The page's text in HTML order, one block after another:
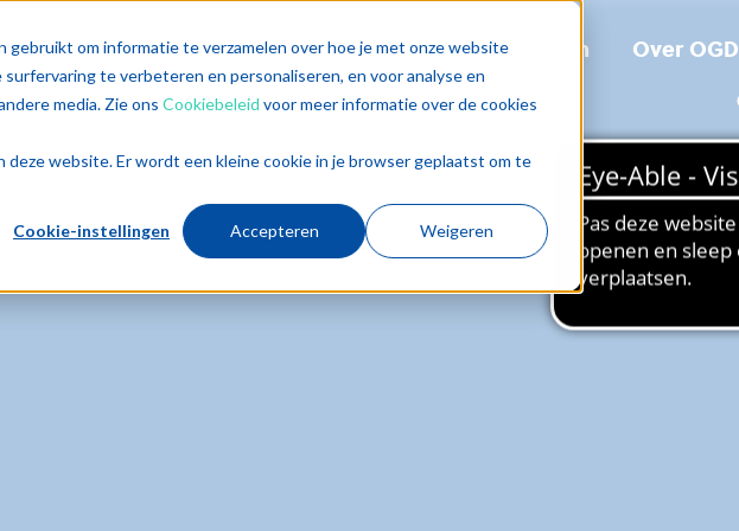
om informatie te verzamelen over hoe je met onze website
te verbeteren en personaliseren, en voor analyse en
media. Zie ons Cookiebeleid voor meer informatie over de cookies
website. Er wordt een kleine cookie in je browser geplaatst om te
Cookie-instellingen Accepteren Weigeren
Diensten Sectoren Trends Inzichten Over OGD